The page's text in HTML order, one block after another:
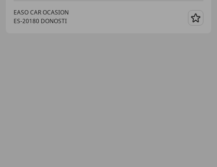
EASO CAR OCASION
ES-20180 DONOSTI